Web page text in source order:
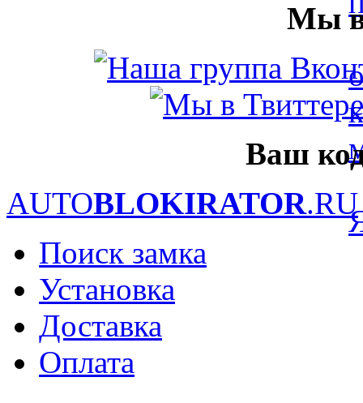
Мы в
Ваш
AUTOBLOKIRATOR.RU
Поиск замка
Установка
Доставка
Оплата